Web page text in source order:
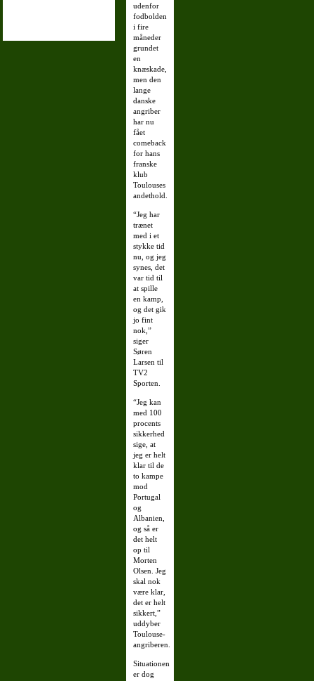
udenfor
fodbolden
i fire
måneder
grundet
en
knæskade,
men den
lange
danske
angriber
har nu
fået
comeback
for hans
franske
klub
Toulouses
andethold.
“Jeg har
trænet
med i et
stykke tid
nu, og jeg
synes, det
var tid til
at spille
en kamp,
og det gik
jo fint
nok,”
siger
Søren
Larsen til
TV2
Sporten.
“Jeg kan
med 100
procents
sikkerhed
sige, at
jeg er helt
klar til de
to kampe
mod
Portugal
og
Albanien,
og så er
det helt
op til
Morten
Olsen. Jeg
skal nok
være klar,
det er helt
sikkert,”
uddyber
Toulouse-
angriberen.
Situationen
er dog